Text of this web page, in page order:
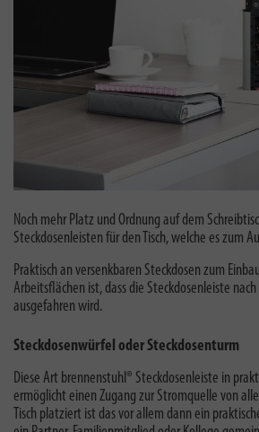
Noch mehr Platz und Ordnung auf dem
Steckdosenleisten für den Tisch, welche es zum
Praktisch an versenkbaren Steckdosen zum
Arbeitsflächen ist, dass die Steckdosenleiste
ausgefahren wird.
Steckdosenwürfel oder Steckdosenturm
Diese Art brennenstuhl® Steckdosenleiste in
ermöglicht einen Zugang zur Stromquelle von
Tisch platziert ist das vor allem dann ein